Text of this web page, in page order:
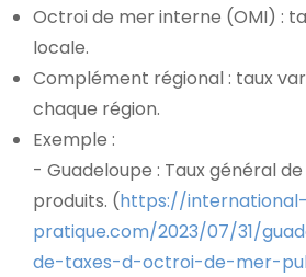
Octroi de mer interne (OMI) :
locale.
Complément régional : taux
chaque région.
Exemple :
- Guadeloupe : Taux général de
produits. (https://international-
pratique.com/2023/07/31/
de-taxes-d-octroi-de-mer-